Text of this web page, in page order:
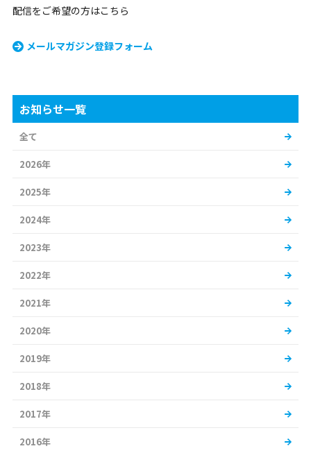
配信をご希望の方はこちら
メールマガジン登録フォーム
お知らせ一覧
全て
2026年
2025年
2024年
2023年
2022年
2021年
2020年
2019年
2018年
2017年
2016年